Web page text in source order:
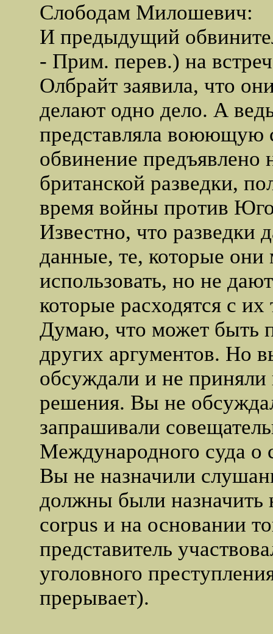
Слободам Милошевич:
И предыдущий
- Прим. перев.) на
Олбрайт заявила, что
делают одно дело. А
представляла воюющую
обвинение предъявлено
британской разведки,
время войны против
Известно, что разведки
данные, те, которые они
использовать, но не
которые расходятся с их
Думаю, что может быть
других аргументов. Но
обсуждали и не приняли
решения. Вы не
запрашивали
Международного суда о
Вы не назначили
должны были назначить
corpus и на основании
представитель
уголовного
прерывает).